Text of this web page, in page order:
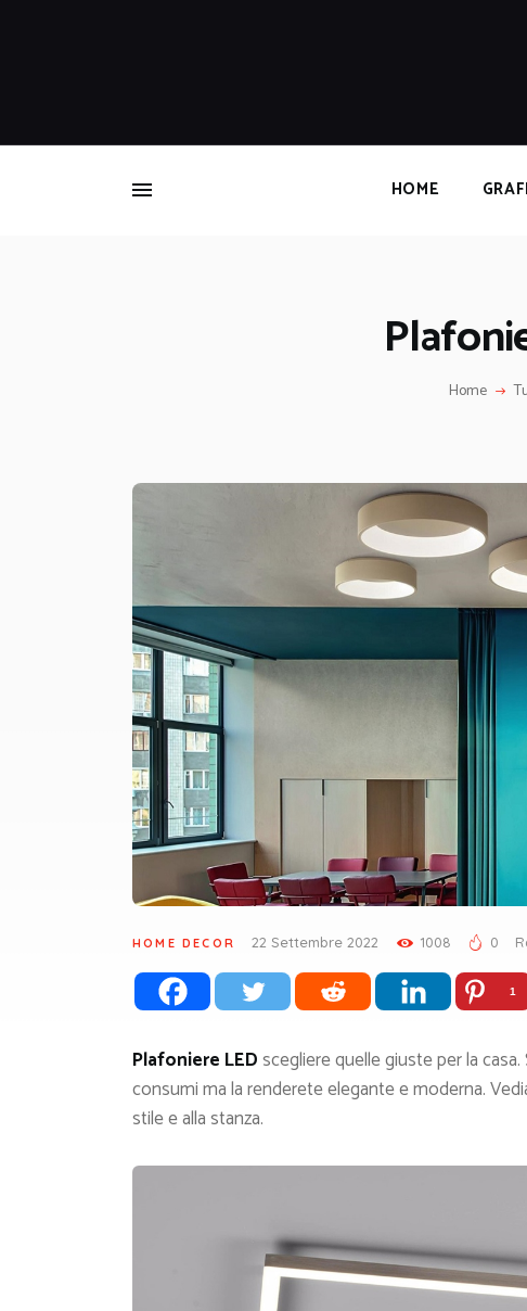
HOME
Home
HOME DECOR 22 Settembre 2022 1008 0
1
Plafoniere LEDscegliere quelle giuste per la
consumi ma la renderete elegante e moderna.
stile e alla stanza.